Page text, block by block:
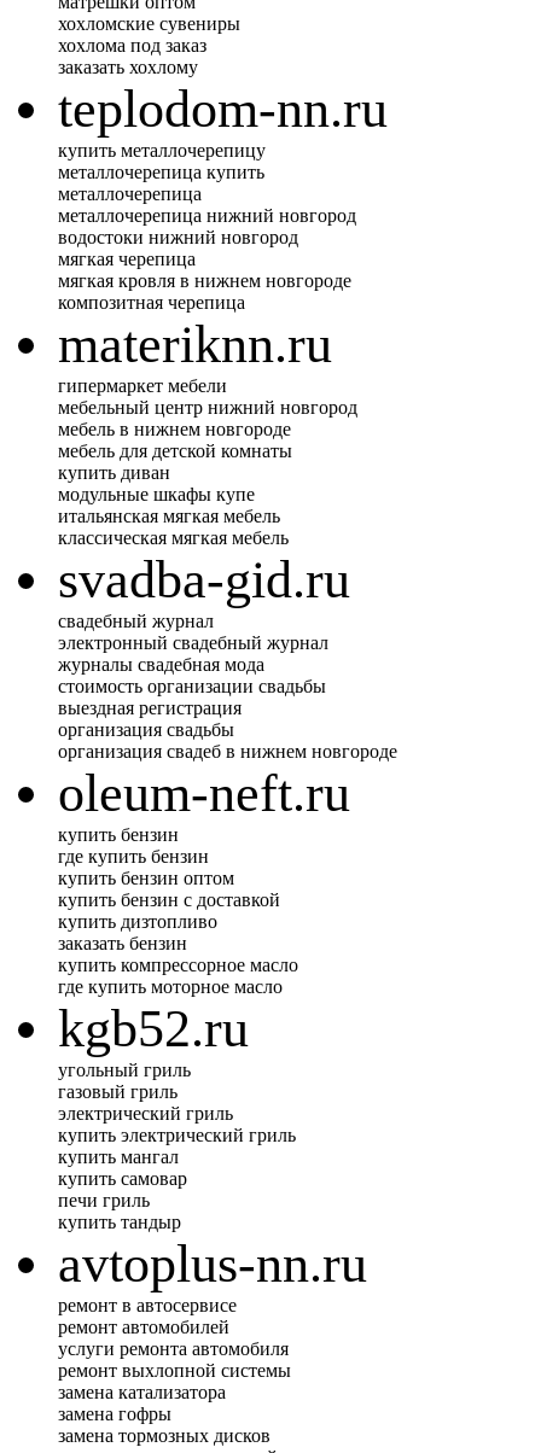
хохломские сувениры
хохлома под заказ
заказать хохлому
teplodom-nn.ru
купить металлочерепицу
металлочерепица купить
металлочерепица
металлочерепица нижний новгород
водостоки нижний новгород
мягкая черепица
мягкая кровля в нижнем новгороде
композитная черепица
materiknn.ru
гипермаркет мебели
мебельный центр нижний новгород
мебель в нижнем новгороде
мебель для детской комнаты
купить диван
модульные шкафы купе
итальянская мягкая мебель
классическая мягкая мебель
svadba-gid.ru
свадебный журнал
электронный свадебный журнал
журналы свадебная мода
стоимость организации свадьбы
выездная регистрация
организация свадьбы
организация свадеб в нижнем новгороде
oleum-neft.ru
купить бензин
где купить бензин
купить бензин оптом
купить бензин с доставкой
купить дизтопливо
заказать бензин
купить компрессорное масло
где купить моторное масло
kgb52.ru
угольный гриль
газовый гриль
электрический гриль
купить электрический гриль
купить мангал
купить самовар
печи гриль
купить тандыр
avtoplus-nn.ru
ремонт в автосервисе
ремонт автомобилей
услуги ремонта автомобиля
ремонт выхлопной системы
замена катализатора
замена гофры
замена тормозных дисков